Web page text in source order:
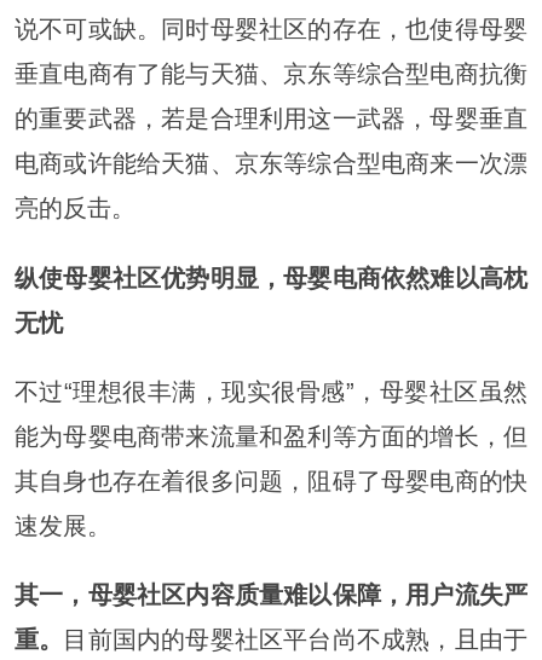
说不可或缺。同时母婴社区的存在，也使得母婴
垂直电商有了能与天猫、京东等综合型电商抗衡
的重要武器，若是合理利用这一武器，母婴垂直
电商或许能给天猫、京东等综合型电商来一次漂
亮的反击。
纵使母婴社区优势明显，母婴电商依然难以高枕
无忧
不过“理想很丰满，现实很骨感”，母婴社区虽然
能为母婴电商带来流量和盈利等方面的增长，但
其自身也存在着很多问题，阻碍了母婴电商的快
速发展。
其一，母婴社区内容质量难以保障，用户流失严
重。
目前国内的母婴社区平台尚不成熟，且由于